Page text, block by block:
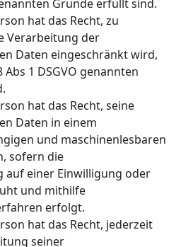
Gründe erfüllt sind.
hat das Recht, zu
Verarbeitung der
Daten eingeschränkt wird,
1 DSGVO genannten
hat das Recht, seine
Daten in einem
und maschinenlesbaren
sofern die
auf einer Einwilligung oder
und mithilfe
erfolgt.
hat das Recht, jederzeit
seiner